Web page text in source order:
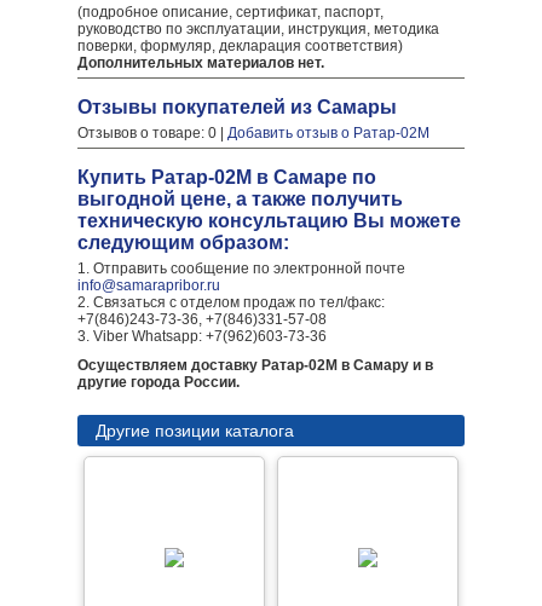
(подробное описание, сертификат, паспорт,
руководство по эксплуатации, инструкция, методика
поверки, формуляр, декларация соответствия)
Дополнительных материалов нет.
Отзывы покупателей из Самары
Отзывов о товаре: 0 | Добавить отзыв о Ратар-02М
Купить Ратар-02М в Самаре по
выгодной цене, а также получить
техническую консультацию Вы можете
следующим образом:
1. Отправить сообщение по электронной почте
info@samarapribor.ru
2. Связаться с отделом продаж по тел/факс:
+7(846)243-73-36, +7(846)331-57-08
3. Viber Whatsapp: +7(962)603-73-36
Осуществляем доставку Ратар-02М в Самару и в
другие города России.
Другие позиции каталога